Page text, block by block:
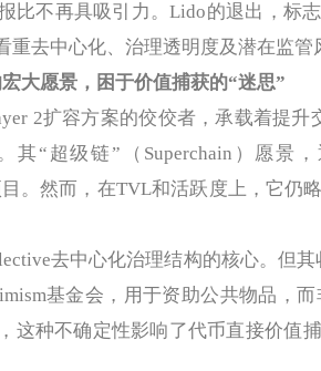
比不再具吸引力。Lido的退出，标
去中心化、治理透明度及潜在监管
大愿景，困于价值捕获的“迷思”
2扩容方案的佼佼者，承载着提升
“超级链”（Superchain）愿景，
目。然而，在TVL和活跃度上，它仍
去中心化治理结构的核心。但其
基金会，用于资助公共物品，而
这种不确定性影响了代币直接价值